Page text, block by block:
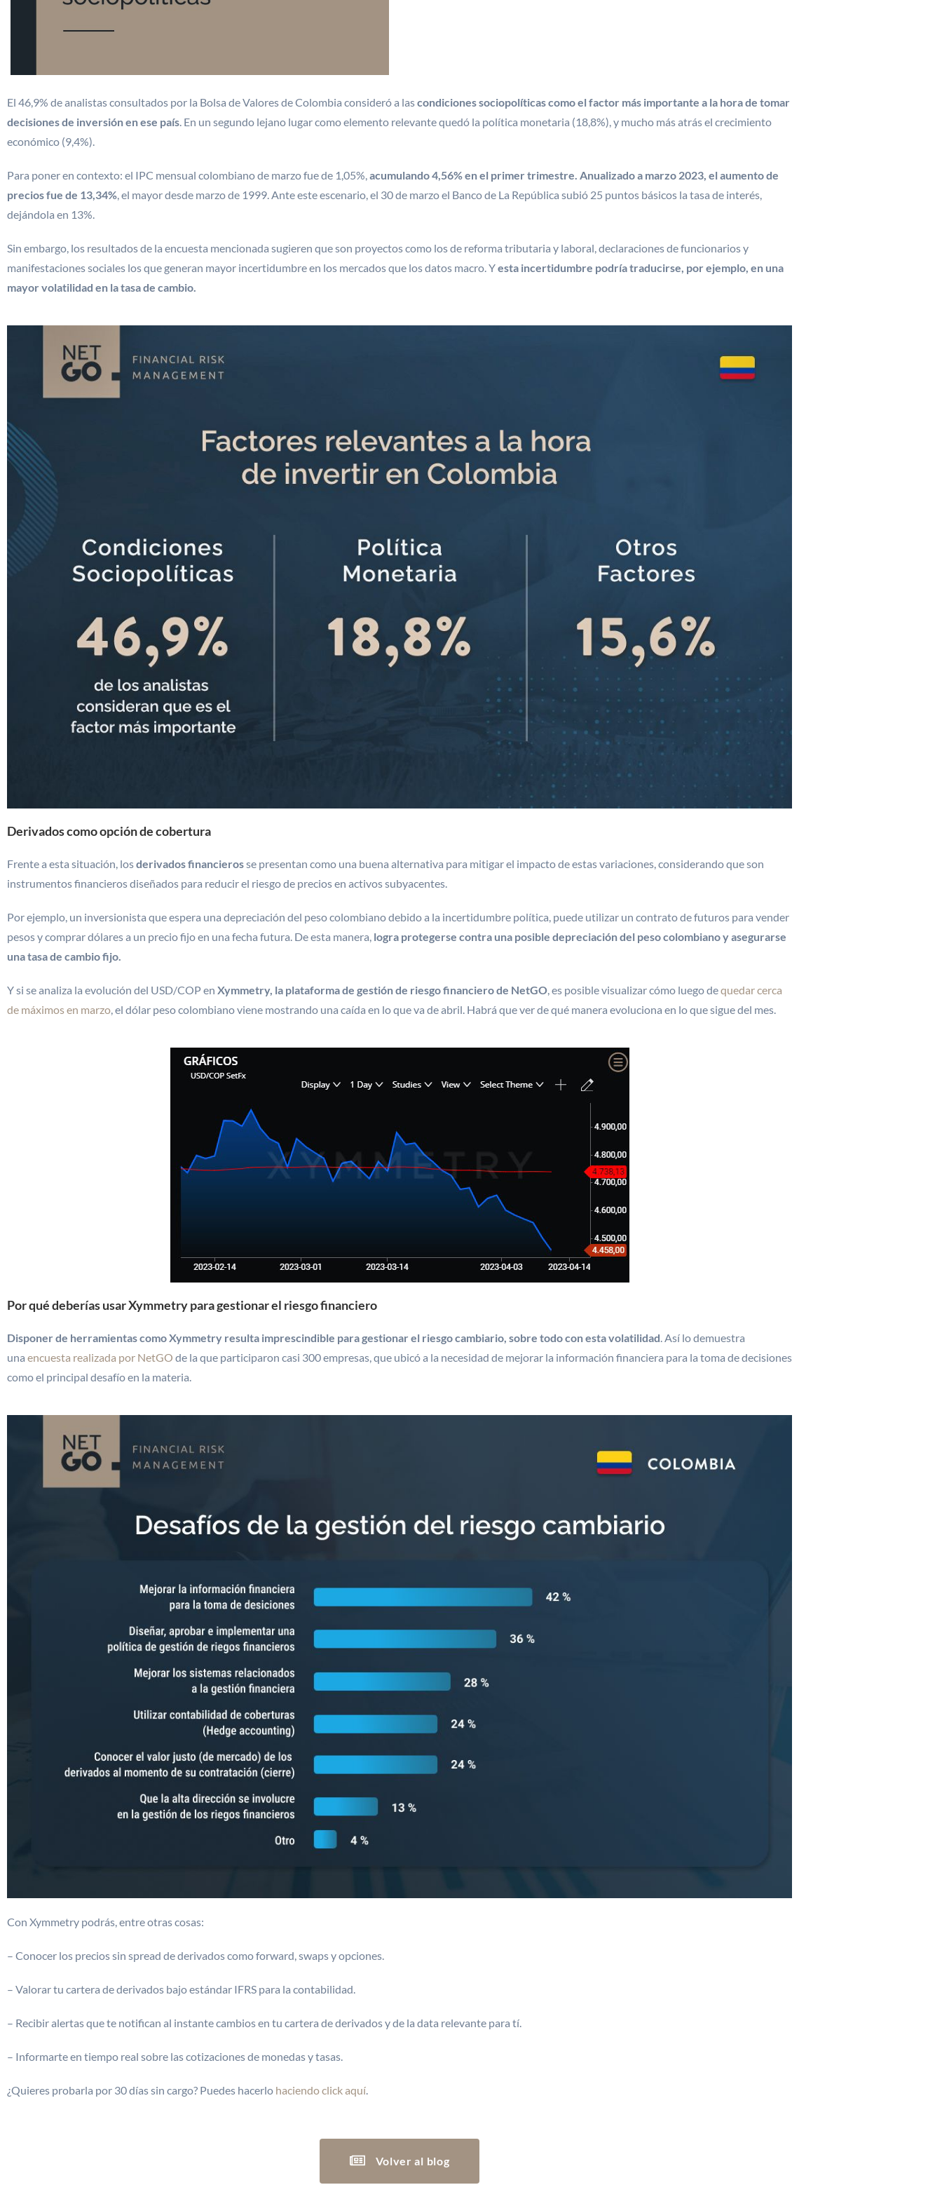
El 46,9% de analistas consultados por la Bolsa de Valores de Colombia consideró a lascondiciones sociopolíticas como el factor más importante a la hora de tomar
decisiones de inversión en ese país. En un segundo lejano lugar como elemento relevante quedó la política monetaria (18,8%), y mucho más atrás el crecimiento
económico (9,4%).
Para poner en contexto: el IPC mensual colombiano de marzo fue de 1,05%,acumulando 4,56% en el primer trimestre. Anualizado a marzo 2023, el aumento de
precios fue de 13,34%, el mayor desde marzo de 1999. Ante este escenario, el 30 de marzo el Banco de La República subió 25 puntos básicos la tasa de interés,
dejándola en 13%.
Sin embargo, los resultados de la encuesta mencionada sugieren que son proyectos como los de reforma tributaria y laboral, declaraciones de funcionarios y
manifestaciones sociales los que generan mayor incertidumbre en los mercados que los datos macro. Yesta incertidumbre podría traducirse, por ejemplo, en una
mayor volatilidad en la tasa de cambio.
Derivados como opción de cobertura
Frente a esta situación, losderivados financierosse presentan como una buena alternativa para mitigar el impacto de estas variaciones, considerando que son
instrumentos financieros diseñados para reducir el riesgo de precios en activos subyacentes.
Por ejemplo, un inversionista que espera una depreciación del peso colombiano debido a la incertidumbre política, puede utilizar un contrato de futuros para vender
pesos y comprar dólares a un precio fijo en una fecha futura. De esta manera, logra protegerse contra una posible depreciación del peso colombiano y asegurarse
una tasa de cambio fijo.
Y si se analiza la evolución del USD/COP en Xymmetry, la plataforma de gestión de riesgo financiero de NetGO , es posible visualizar cómo luego dequedar cerca
de máximos en marzo , el dólar peso colombiano viene mostrando una caída en lo que va de abril. Habrá que ver de qué manera evoluciona en lo que sigue del mes.
Por qué deberías usar Xymmetry para gestionar el riesgo financiero
Disponer de herramientas como Xymmetry resulta imprescindible para gestionar el riesgo cambiario, sobre todo con esta volatilidad . Así lo demuestra
una encuesta realizada por NetGO de la que participaron casi 300 empresas, que ubicó a la necesidad de mejorar la información financiera para la toma de decisiones
como el principal desafío en la materia.
Con Xymmetry podrás, entre otras cosas:
– Conocer los precios sin spread de derivados como forward, swaps y opciones.
– Valorar tu cartera de derivados bajo estándar IFRS para la contabilidad.
– Recibir alertas que te notifican al instante cambios en tu cartera de derivados y de la data relevante para tí.
– Informarte en tiempo real sobre las cotizaciones de monedas y tasas.
¿Quieres probarla por 30 días sin cargo? Puedes hacerlo haciendo click aquí
Volver al blog